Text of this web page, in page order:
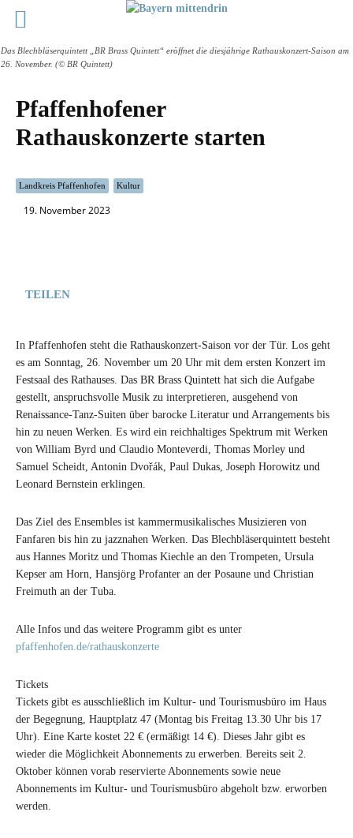
Pfaffenhofener
Rathauskonzerte starten
Landkreis Pfaffenhofen Kultur
19. November 2023
Das Blechbläserquintett „BR Brass Quintett“ eröffnet die diesjährige Rathauskonzert-Saison am
26. November. (© BR Quintett)
TEILEN
In Pfaffenhofen steht die Rathauskonzert-Saison vor der Tür. Los geht
es am Sonntag, 26. November um 20 Uhr mit dem ersten Konzert im
Festsaal des Rathauses. Das BR Brass Quintett hat sich die Aufgabe
gestellt, anspruchsvolle Musik zu interpretieren, ausgehend von
Renaissance-Tanz-Suiten über barocke Literatur und Arrangements bis
hin zu neuen Werken. Es wird ein reichhaltiges Spektrum mit Werken
von William Byrd und Claudio Monteverdi, Thomas Morley und
Samuel Scheidt, Antonin Dvořák, Paul Dukas, Joseph Horowitz und
Leonard Bernstein erklingen.
Das Ziel des Ensembles ist kammermusikalisches Musizieren von
Fanfaren bis hin zu jazznahen Werken. Das Blechbläserquintett besteht
aus Hannes Moritz und Thomas Kiechle an den Trompeten, Ursula
Kepser am Horn, Hansjörg Profanter an der Posaune und Christian
Freimuth an der Tuba.
Alle Infos und das weitere Programm gibt es unter
pfaffenhofen.de/rathauskonzerte
Tickets
Tickets gibt es ausschließlich im Kultur- und Tourismusbüro im Haus
der Begegnung, Hauptplatz 47 (Montag bis Freitag 13.30 Uhr bis 17
Uhr). Eine Karte kostet 22 € (ermäßigt 14 €). Dieses Jahr gibt es
wieder die Möglichkeit Abonnements zu erwerben. Bereits seit 2.
Oktober können vorab reservierte Abonnements sowie neue
Abonnements im Kultur- und Tourismusbüro abgeholt bzw. erworben
werden.